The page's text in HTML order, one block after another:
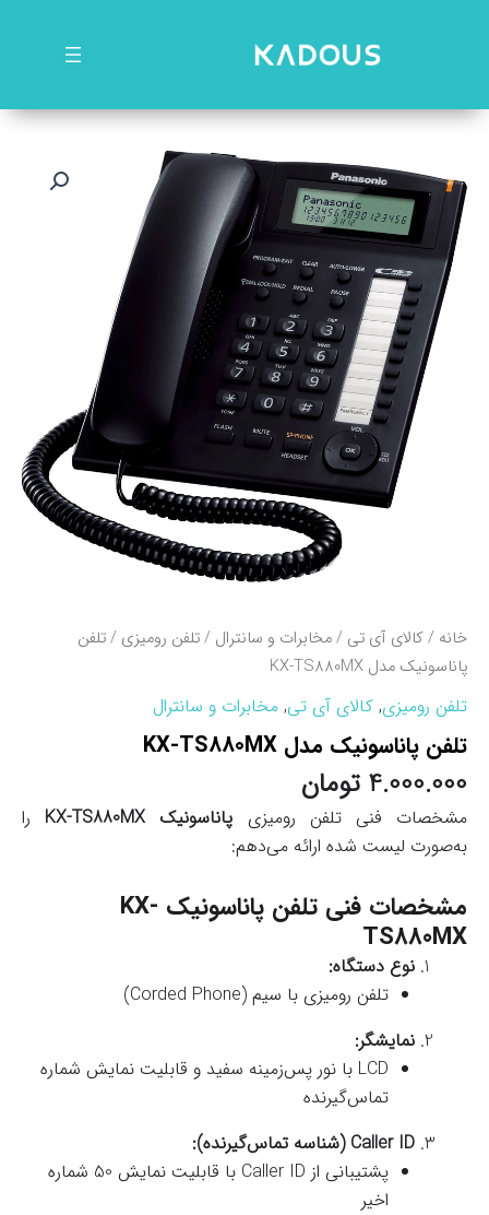
خانه /کالای آی تی /مخابرات و سانترال /تلفن رومیزی / تلفن
پاناسونیک مدل KX-TS880MX
تلفن رومیزی, کالای آی تی, مخابرات و سانترال
تلفن پاناسونیک مدل KX-TS880MX
4.000.000 تومان
مشخصات فنی تلفن رومیزی پاناسونیک KX-TS880MX
را
به‌صورت لیست شده ارائه می‌دهم:
مشخصات فنی تلفن پاناسونیک KX-
TS880MX
نوع دستگاه:
تلفن رومیزی با سیم (Corded Phone)
نمایشگر:
LCD با نور پس‌زمینه سفید و قابلیت نمایش شماره
تماس‌گیرنده
Caller ID (شناسه تماس‌گیرنده):
پشتیبانی از Caller ID با قابلیت نمایش 50 شماره
اخیر